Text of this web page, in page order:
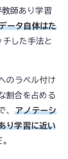
師あり学習
ータ自体はた
した手法と
のラベル付け
割合を占める
、アノテーシ
り学習に近い